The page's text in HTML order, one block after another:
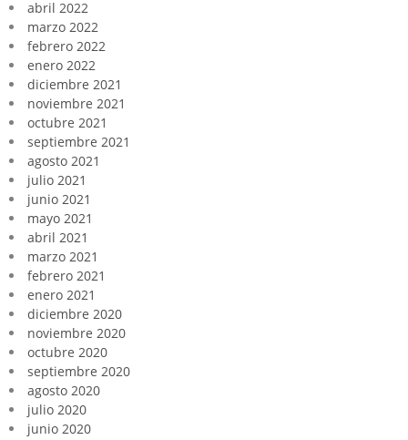
abril 2022
marzo 2022
febrero 2022
enero 2022
diciembre 2021
noviembre 2021
octubre 2021
septiembre 2021
agosto 2021
julio 2021
junio 2021
mayo 2021
abril 2021
marzo 2021
febrero 2021
enero 2021
diciembre 2020
noviembre 2020
octubre 2020
septiembre 2020
agosto 2020
julio 2020
junio 2020